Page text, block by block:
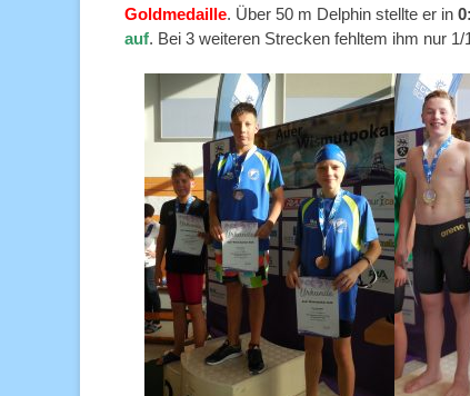
Goldmedaille. Über 50 m Delphin stellte er in
auf. Bei 3 weiteren Strecken fehltem ihm nur